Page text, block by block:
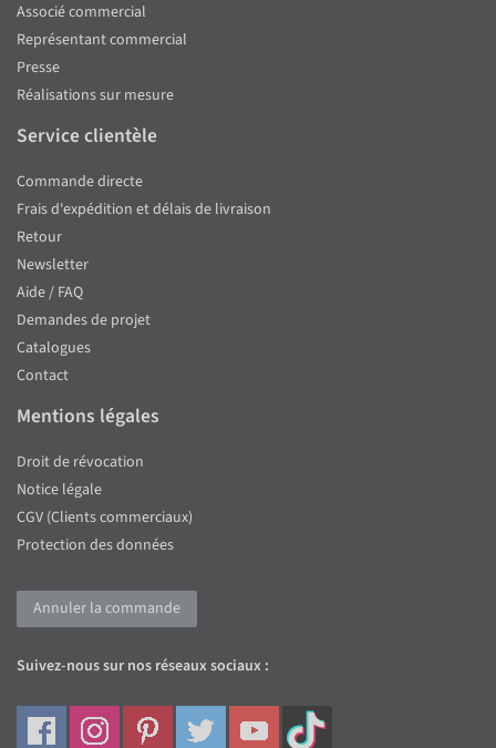
Associé commercial
Représentant commercial
Presse
Réalisations sur mesure
Service clientèle
Commande directe
Frais d'expédition et délais de livraison
Retour
Newsletter
Aide / FAQ
Demandes de projet
Catalogues
Contact
Mentions légales
Droit de révocation
Notice légale
CGV (Clients commerciaux)
Protection des données
Annuler la commande
Suivez-nous sur nos réseaux sociaux :